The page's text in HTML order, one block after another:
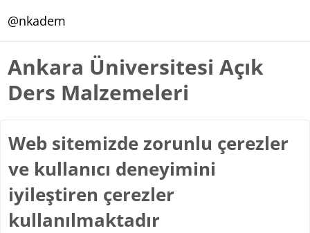
@nkadem
Ankara Üniversitesi Açık
Ders Malzemeleri
Web sitemizde zorunlu çerezler
ve kullanıcı deneyimini
iyileştiren çerezler
kullanılmaktadır